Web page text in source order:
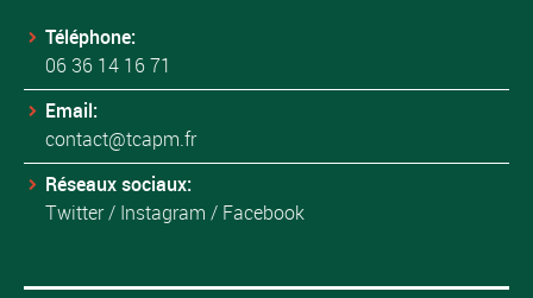
Téléphone:
06 36 14 16 71
Email:
contact@tcapm.fr
Réseaux sociaux:
Twitter/ Instagram / Facebook